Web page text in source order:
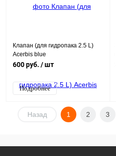
Клапан (для гидропака 2.5 L)
Acerbis blue
600 руб. / шт
Подробнее
Назад 1 2 3